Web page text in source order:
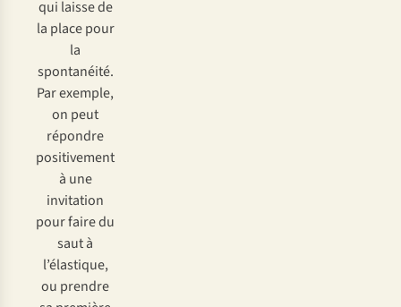
qui laisse de
la place pour
la
spontanéité.
Par exemple,
on peut
répondre
positivement
à une
invitation
pour faire du
saut à
l’élastique,
ou prendre